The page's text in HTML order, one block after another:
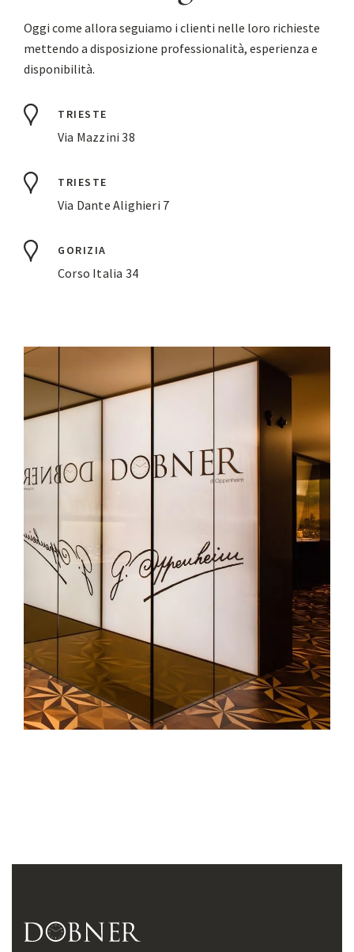
Oggi come allora seguiamo i clienti nelle loro richieste
mettendo a disposizione professionalità, esperienza e
disponibilità.
TRIESTE
Via Mazzini 38
TRIESTE
Via Dante Alighieri 7
GORIZIA
Corso Italia 34